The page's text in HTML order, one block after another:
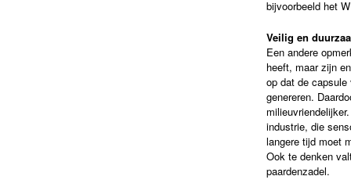
bijvoorbeeld het
Veilig en
Een andere
heeft, maar zijn
op dat de
genereren.
industrie, die
langere tijd moet
Ook te denken
paardenzadel.